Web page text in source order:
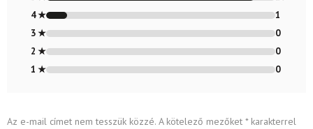
4 ★
1
3 ★
0
2 ★
0
1 ★
0
Az e-mail címet nem tesszük közzé. A kötelező mezőket *karakterrel